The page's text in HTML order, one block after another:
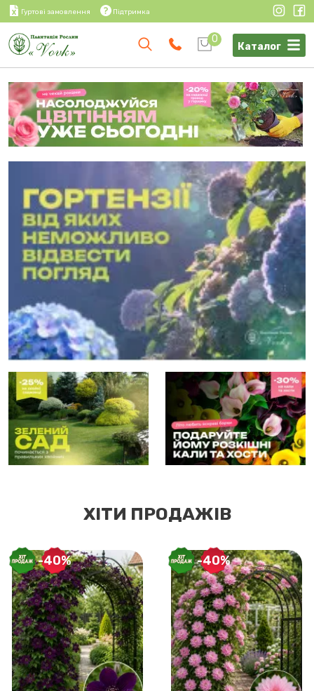
Гуртові замовлення Підтримка
0
Каталог
ХІТИ ПРОДАЖІВ
-40% -40%